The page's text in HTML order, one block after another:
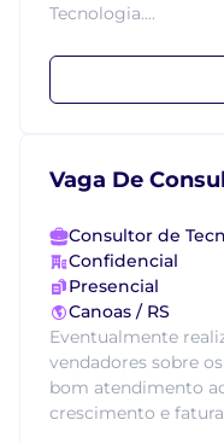
Tecnologia....
Vaga De
Consultor de
Confidencial
Presencial
Canoas / RS
Eventualmente
vendadores sobre
bom atendimento
crescimento e